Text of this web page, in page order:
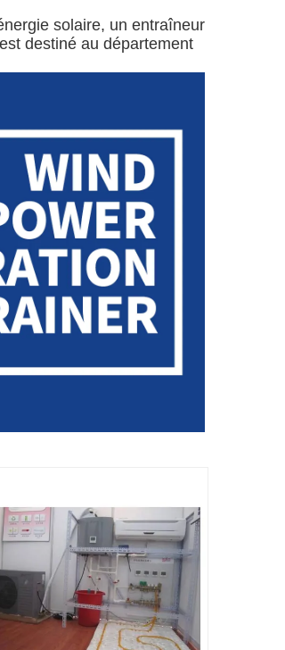
solaire, un entraîneur
destiné au département